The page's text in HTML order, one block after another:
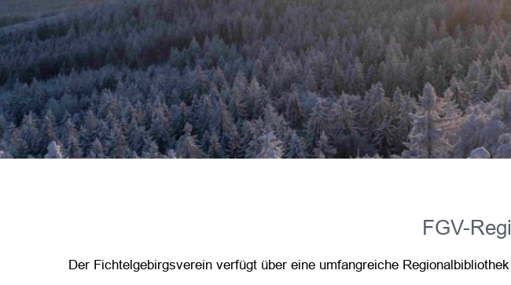
FGV-
Der Fichtelgebirgsverein verfügt über eine umfangreiche